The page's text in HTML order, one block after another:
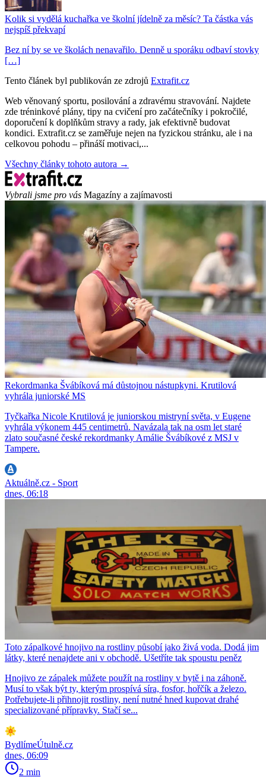
Kolik si vydělá kuchařka ve školní jídelně za měsíc? Ta částka vás
nejspíš překvapí
Bez ní by se ve školách nenavařilo. Denně u sporáku odbaví stovky
[…]
Tento článek byl publikován ze zdrojů Extrafit.cz
Web věnovaný sportu, posilování a zdravému stravování. Najdete
zde tréninkové plány, tipy na cvičení pro začátečníky i pokročilé,
doporučení k doplňkům stravy a rady, jak efektivně budovat
kondici. Extrafit.cz se zaměřuje nejen na fyzickou stránku, ale i na
celkovou pohodu – přináší motivaci,...
Všechny články tohoto autora →
Vybrali jsme pro vás Magazíny a zajímavosti
Rekordmanka Švábíková má důstojnou nástupkyni. Krutilová
vyhrála juniorské MS
Tyčkařka Nicole Krutilová je juniorskou mistryní světa, v Eugene
vyhrála výkonem 445 centimetrů. Navázala tak na osm let staré
zlato současné české rekordmanky Amálie Švábíkové z MSJ v
Tampere.
Aktuálně.cz - Sport
dnes, 06:18
Toto zápalkové hnojivo na rostliny působí jako živá voda. Dodá jim
látky, které nenajdete ani v obchodě. Ušetříte tak spoustu peněz
Hnojivo ze zápalek můžete použít na rostliny v bytě i na záhoně.
Musí to však být ty, kterým prospívá síra, fosfor, hořčík a železo.
Potřebujete-li přihnojit rostliny, není nutné hned kupovat drahé
specializované přípravky. Stačí se...
BydlímeÚtulně.cz
dnes, 06:09
2 min